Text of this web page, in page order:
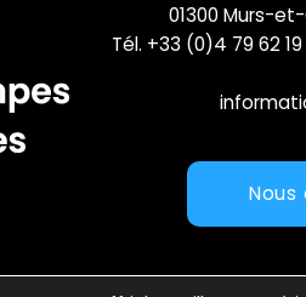
01300 Murs-et-
Tél. +33 (0)4 79 62